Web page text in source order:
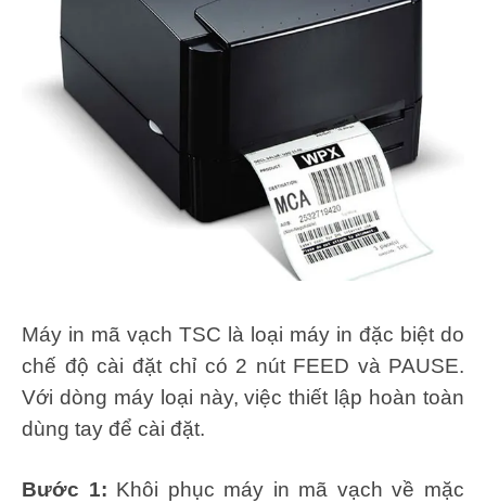
Máy in mã vạch TSC là loại máy in đặc biệt do
chế độ cài đặt chỉ có 2 nút FEED và PAUSE.
Với dòng máy loại này, việc thiết lập hoàn toàn
dùng tay để cài đặt.
Bước 1: Khôi phục máy in mã vạch về mặc